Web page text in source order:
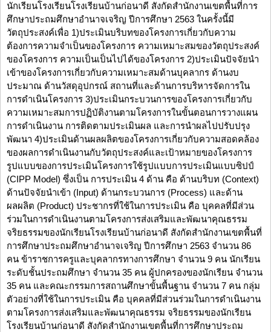
นักเรียนโรงเรียนโรงเรียนบ้านก่อนาดี สังกัดสำนักงานเขตพื้นที่การ
ศึกษาประถมศึกษาอำนาจเจริญ ปีการศึกษา 2563 ในครั้งนี้มี
วัตถุประสงค์เพื่อ 1)ประเมินบริบทของโครงการเกี่ยวกับความ
ต้องการความจำเป็นของโครงการ ความเหมาะสมของวัตถุประสงค์
ของโครงการ ความเป็นเป็นไปได้ของโครงการ 2)ประเมินปัจจัยนำ
เข้าของโครงการเกี่ยวกับความเหมาะสมด้านบุคลากร ด้านงบ
ประมาณ ด้านวัสดุอุปกรณ์ สถานที่และด้านการบริหารจัดการใน
การดำเนินโครงการ 3)ประเมินกระบวนการของโครงการเกี่ยวกับ
ความเหมาะสมการปฏิบัติงานตามโครงการในขั้นตอนการวางแผน
การดำเนินงาน การติดตามประเมินผล และการนำผลไปปรับปรุง
พัฒนา 4)ประเมินด้านผลผลิตของโครงการเกี่ยวกับความสอดคล้อง
ของผลการดำเนินงานกับวัตถุประสงค์และเป้าหมายของโครงการ
รูปแบบของการประเมินโครงการใช้รูปแบบการประเมินแบบซิปป์
(CIPP Model) ซึ่งเป็น การประเมิน 4 ด้าน คือ ด้านบริบท (Context)
ด้านปัจจัยนำเข้า (Input) ด้านกระบวนการ (Process) และด้าน
ผลผลิต (Product) ประชากรที่ใช้ในการประเมิน คือ บุคคลที่มีส่วน
ร่วมในการดำเนินงานตามโครงการส่งเสริมและพัฒนาคุณธรรม
จริยธรรมของนักเรียนโรงเรียนบ้านก่อนาดี สังกัดสำนักงานเขตพื้นที่
การศึกษาประถมศึกษาอำนาจเจริญ ปีการศึกษา 2563 จำนวน 86
คน ข้าราชการครูและบุคลากรทางการศึกษา จำนวน 9 คน นักเรียน
ระดับชั้นประถมศึกษา จำนวน 35 คน ผู้ปกครองของนักเรียน จำนวน
35 คน และคณะกรรมการสถานศึกษาขั้นพื้นฐาน จำนวน 7 คน กลุ่ม
ตัวอย่างที่ใช้ในการประเมิน คือ บุคคลที่มีส่วนร่วมในการดำเนินงาน
ตามโครงการส่งเสริมและพัฒนาคุณธรรม จริยธรรมของนักเรียน
โรงเรียนบ้านก่อนาดี สังกัดสำนักงานเขตพื้นที่การศึกษาประถม